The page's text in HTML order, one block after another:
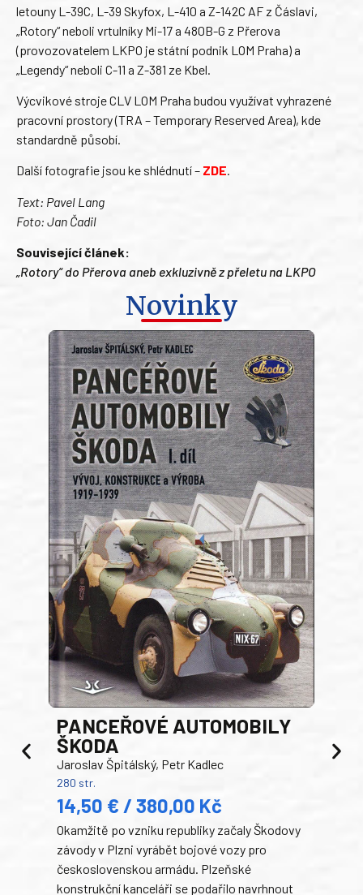
letouny L-39C, L-39 Skyfox, L-410 a Z-142C AF z Čáslavi,
„Rotory“ neboli vrtulníky Mi-17 a 480B-G z Přerova
(provozovatelem LKPO je státní podnik LOM Praha) a
„Legendy“ neboli C-11 a Z-381 ze Kbel.
Výcvikové stroje CLV LOM Praha budou využívat vyhrazené
pracovní prostory (TRA – Temporary Reserved Area), kde
standardně působí.
Další fotografie jsou ke shlédnutí – ZDE.
Text: Pavel Lang
Foto: Jan Čadil
Související článek:
„Rotory“ do Přerova aneb exkluzivně z přeletu na LKPO
Novinky
PANCEŘOVÉ AUTOMOBILY
ŠKODA
Jaroslav Špitálský, Petr Kadlec
280 str.
14,50 € / 380,00 Kč
Okamžitě po vzniku republiky začaly Škodovy
závody v Plzni vyrábět bojové vozy pro
československou armádu. Plzeňské
konstrukční kanceláři se podařilo navrhnout